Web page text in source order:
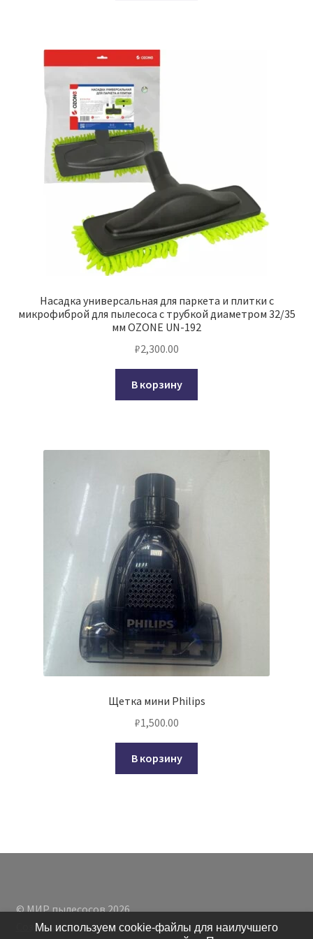
Насадка универсальная для паркета и плитки с
микрофиброй для пылесоса с трубкой диаметром 32/35
мм OZONE UN-192
₽2,300.00
В корзину
Щетка мини Philips
₽1,500.00
В корзину
© МИР пылесосов 2026
Создано с помощью WooCommerce
Мы используем cookie-файлы для наилучшего